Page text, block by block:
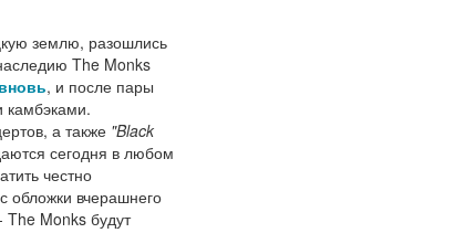
землю, разошлись
The Monks
, и после пары
камбэками.
а также "Black
сегодня в любом
честно
обложки вчерашнего
Monks будут